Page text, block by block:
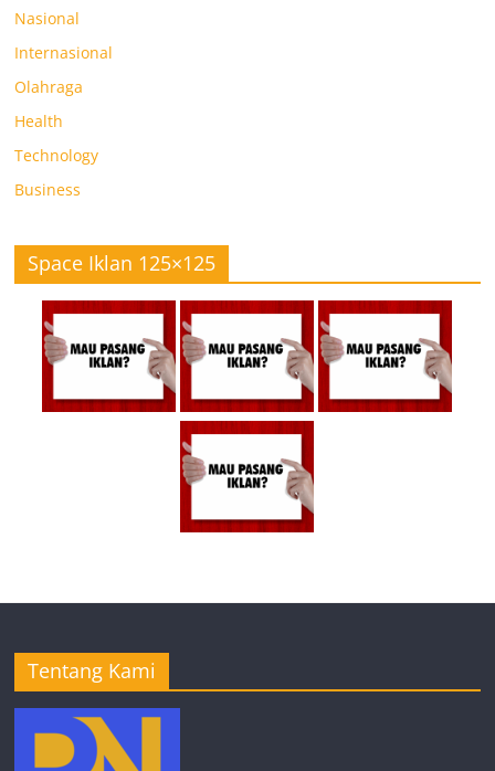
Nasional
Internasional
Olahraga
Health
Technology
Business
Space Iklan 125×125
Tentang Kami